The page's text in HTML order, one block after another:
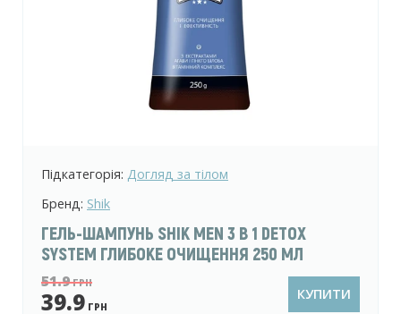
Підкатегорія: Догляд за тілом
Бренд: Shik
ГЕЛЬ-ШАМПУНЬ SHIK MEN 3 В 1 DETOX
SYSTEM ГЛИБОКЕ ОЧИЩЕННЯ 250 МЛ
51.9ГРН
39.9 ГРН
КУПИТИ